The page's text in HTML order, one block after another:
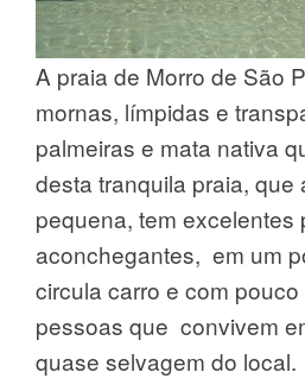
A praia de Morro de São
mornas, límpidas e
palmeiras e mata nativa
desta tranquila praia, que
pequena, tem excelentes
aconchegantes, em um
circula carro e com
pessoas que convivem
quase selvagem do local.